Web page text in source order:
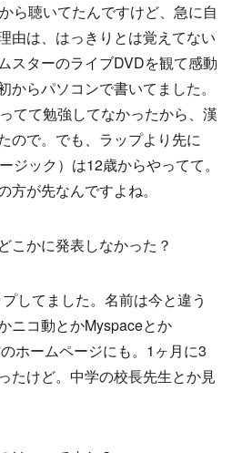
ら聴いてたんですけど、急に自
由は、はっきりとは覚えてない
スターのライブDVDを観て感動
からパソコンで書いてました。
てて勉強してなかったから、漢
ので。でも、ラップより先に
ジック）は12歳からやってて。
が先なんですよね。
こかに発表しなかった？
してました。名前は今と違う
ニコ動とかMyspaceとか
ホームページにも。1ヶ月に3
たけど。中学の校長先生とか見